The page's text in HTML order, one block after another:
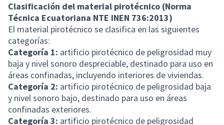
Clasificación del material pirotécnico (Norma
Técnica Ecuatoriana NTE INEN 736:2013)
El material pirotécnico se clasifica en las siguientes
categorías:
Categoría 1: artificio pirotécnico de peligrosidad muy
baja y nivel sonoro despreciable, destinado para uso en
áreas confinadas, incluyendo interiores de viviendas.
Categoría 2: artificio pirotécnico de peligrosidad baja
y nivel sonoro bajo, destinado para uso en áreas
confinadas exteriores.
Categoría 3: artificio pirotécnico de peligrosidad